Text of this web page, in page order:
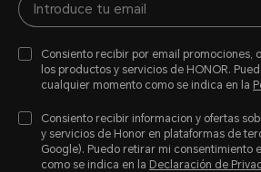
Consiento recibir por email promociones,
los productos y servicios de HONOR.
cualquier momento como se indica en la
Consiento recibir informacion y ofertas
y servicios de Honor en plataformas de
Google). Puedo retirar mi consentimiento
como se indica en la Declaración de